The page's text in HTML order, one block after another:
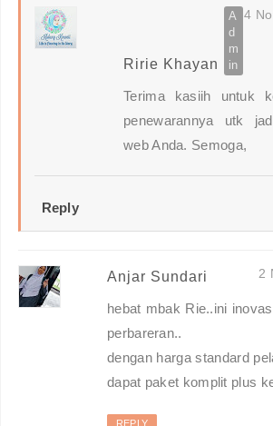
Ririe Khayan
4
Terima kasiih untuk
penewarannya utk
web Anda. Semoga,
Reply
Anjar Sundari 2
hebat mbak Rie..ini
perbareran..
dengan harga standard
dapat paket komplit plus
REPLY